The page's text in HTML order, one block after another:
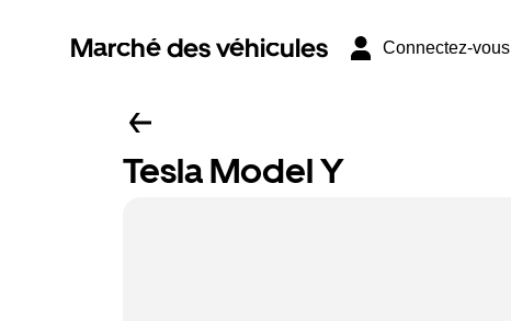
Marché des véhicules Connectez-vous
Tesla Model Y